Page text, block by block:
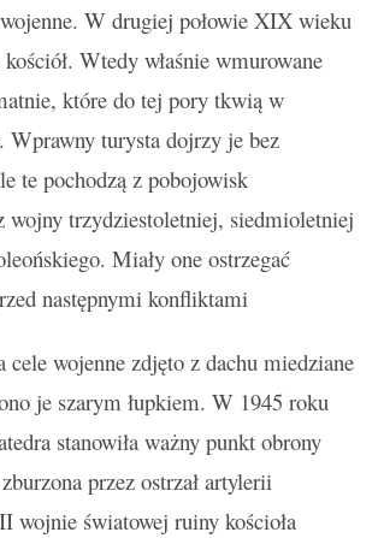
W drugiej połowie XIX wieku
Wtedy właśnie wmurowane
które do tej pory tkwią w
Wprawny turysta dojrzy je bez
te pochodzą z pobojowisk
wojny trzydziestoletniej, siedmioletniej
Miały one ostrzegać
następnymi konfliktami
cele wojenne zdjęto z dachu miedziane
je szarym łupkiem. W 1945 roku
stanowiła ważny punkt obrony
przez ostrzał artylerii
wojnie światowej ruiny kościoła